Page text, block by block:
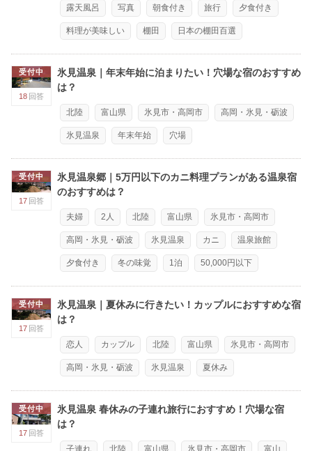
露天風呂 写真 朝食付き 旅行 夕食付き
料理が美味しい 棚田 日本の棚田百選
受付中
18 回答
氷見温泉｜年末年始に泊まりたい！穴場な宿のおすすめ
は？
北陸 富山県 氷見市・高岡市 高岡・氷見・砺波
氷見温泉 年末年始 穴場
受付中
17 回答
氷見温泉郷｜5万円以下のカニ料理プランがある温泉宿
のおすすめは？
夫婦 2人 北陸 富山県 氷見市・高岡市
高岡・氷見・砺波 氷見温泉 カニ 温泉旅館
夕食付き 冬の味覚 1泊 50,000円以下
受付中
17 回答
氷見温泉｜夏休みに行きたい！カップルにおすすめな宿
は？
恋人 カップル 北陸 富山県 氷見市・高岡市
高岡・氷見・砺波 氷見温泉 夏休み
受付中
17 回答
氷見温泉 春休みの子連れ旅行におすすめ！穴場な宿
は？
子連れ 北陸 富山県 氷見市・高岡市 富山